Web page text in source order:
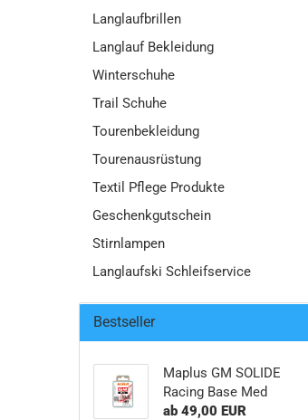
Langlaufbrillen
Langlauf Bekleidung
Winterschuhe
Trail Schuhe
Tourenbekleidung
Tourenausrüstung
Textil Pflege Produkte
Geschenkgutschein
Stirnlampen
Langlaufski Schleifservice
Bestseller
Maplus GM SOLIDE
Racing Base Med
ab 49,00 EUR